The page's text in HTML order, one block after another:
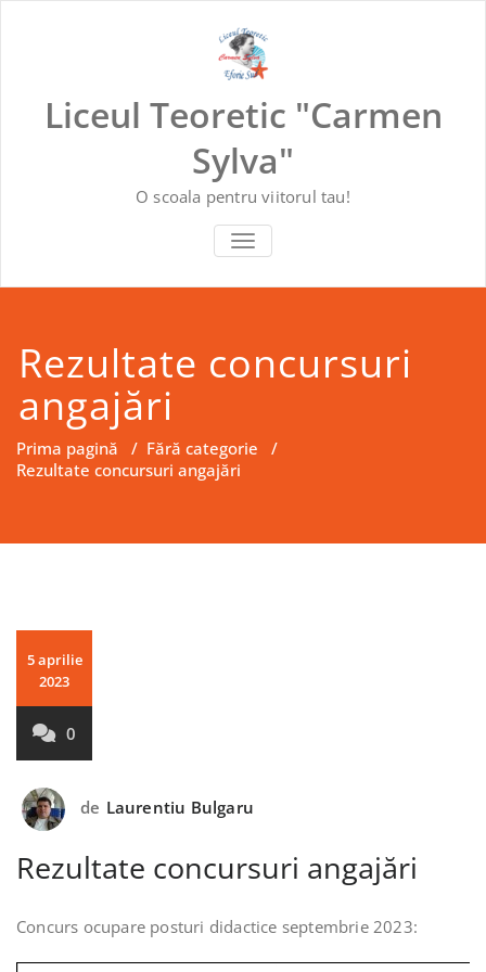
Liceul Teoretic "Carmen
Sylva"
O scoala pentru viitorul tau!
COMUTĂ NAVIGAREA
Rezultate concursuri
angajări
Prima pagină / Fără categorie /
Rezultate concursuri angajări
5 aprilie
2023
0
de Laurentiu Bulgaru
Rezultate concursuri angajări
Concurs ocupare posturi didactice septembrie 2023: